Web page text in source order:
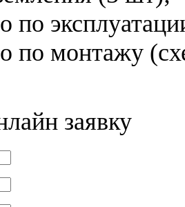
по
по монтажу
заявку